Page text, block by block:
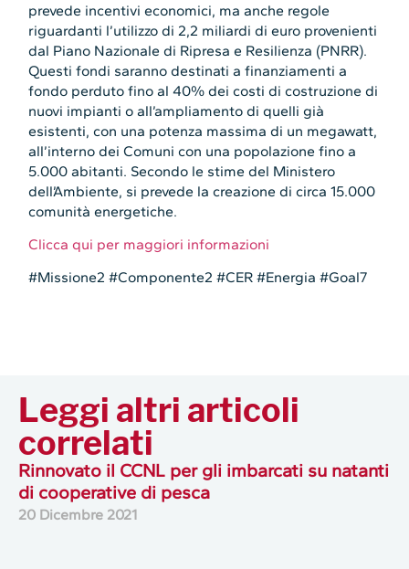
prevede incentivi economici, ma anche regole
riguardanti l’utilizzo di 2,2 miliardi di euro provenienti
dal Piano Nazionale di Ripresa e Resilienza (PNRR).
Questi fondi saranno destinati a finanziamenti a
fondo perduto fino al 40% dei costi di costruzione di
nuovi impianti o all’ampliamento di quelli già
esistenti, con una potenza massima di un megawatt,
all’interno dei Comuni con una popolazione fino a
5.000 abitanti. Secondo le stime del Ministero
dell’Ambiente, si prevede la creazione di circa 15.000
comunità energetiche.
Clicca qui per maggiori informazioni
#Missione2 #Componente2 #CER #Energia #Goal7
Leggi altri articoli
correlati
Rinnovato il CCNL per gli imbarcati su natanti
di cooperative di pesca
20 Dicembre 2021